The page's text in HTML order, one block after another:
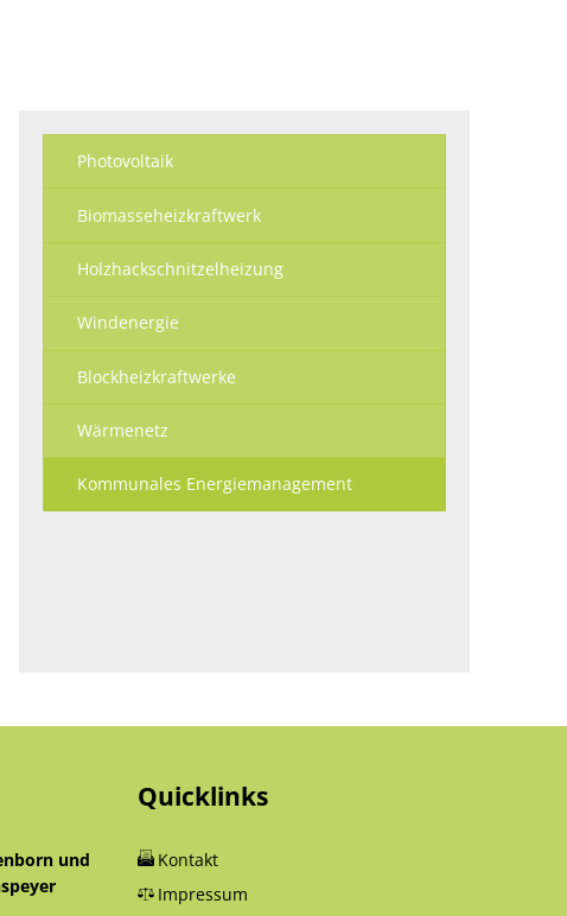
Photovoltaik
Biomasseheizkraftwerk
Holzhackschnitzelheizung
Windenergie
Blockheizkraftwerke
Wärmenetz
Kommunales Energiemanagement
und
Quicklinks
Kontakt
Impressum